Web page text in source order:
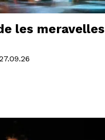
les meravelles